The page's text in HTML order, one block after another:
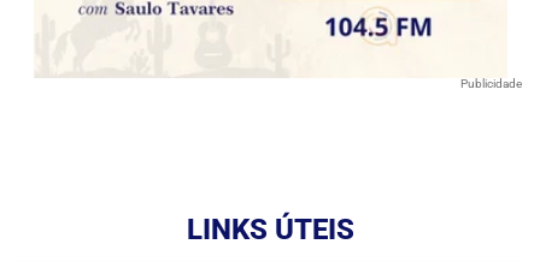
Publicidade
LINKS ÚTEIS